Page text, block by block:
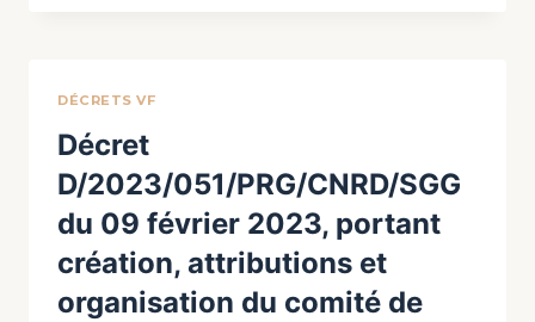
DÉCRETS VF
Décret
D/2023/051/PRG/CNRD/SGG
du 09 février 2023, portant
création, attributions et
organisation du comité de